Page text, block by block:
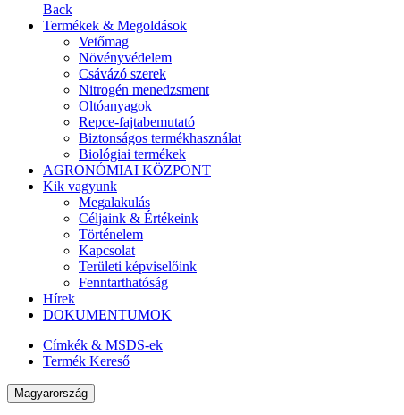
Back
Termékek & Megoldások
Vetőmag
Növényvédelem
Csávázó szerek
Nitrogén menedzsment
Oltóanyagok
Repce-fajtabemutató
Biztonságos termékhasználat
Biológiai termékek
AGRONÓMIAI KÖZPONT
Kik vagyunk
Megalakulás
Céljaink & Értékeink
Történelem
Kapcsolat
Területi képviselőink
Fenntarthatóság
Hírek
DOKUMENTUMOK
Címkék & MSDS-ek
Termék Kereső
Magyarország